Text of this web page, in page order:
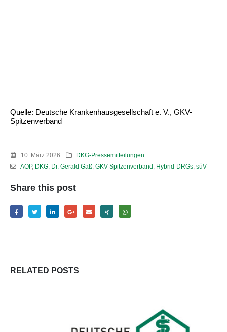
Quelle: Deutsche Krankenhausgesellschaft e. V., GKV-
Spitzenverband
10. März 2026
DKG-Pressemitteilungen
AOP, DKG, Dr. Gerald Gaß, GKV-Spitzenverband Hybrid-DRGs, süV
Share this post
RELATED POSTS